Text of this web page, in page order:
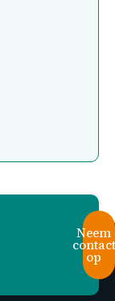
Neem
contact
op